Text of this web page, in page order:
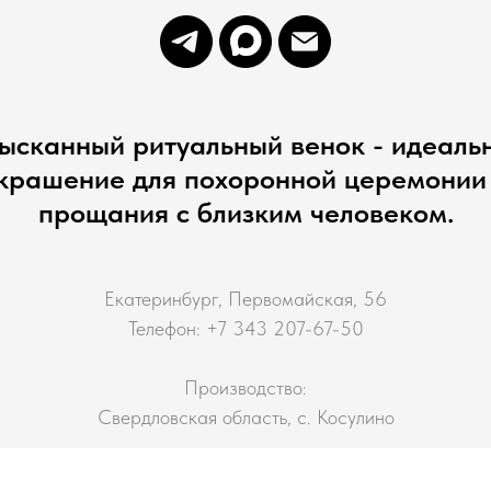
ритуальный венок -
для похоронной
прощания с близким человеком.
Екатеринбург, Первомайская, 56
Телефон: +7 343 207-67-50
Производство:
Свердловская область, с. Косулино